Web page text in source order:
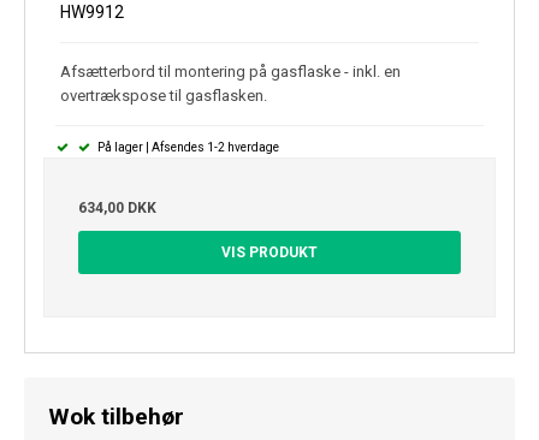
HW9912
Afsætterbord til montering på gasflaske - inkl. en
overtrækspose til gasflasken.
På lager | Afsendes 1-2 hverdage
634,00 DKK
VIS PRODUKT
Wok tilbehør